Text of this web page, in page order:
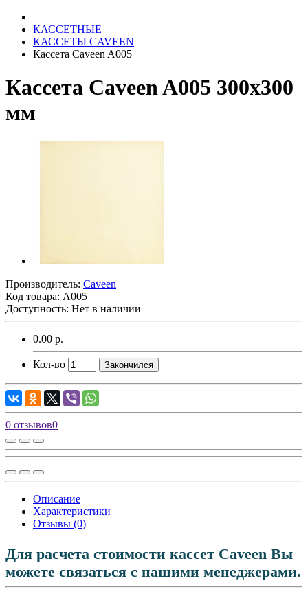
КАССЕТНЫЕ
КАССЕТЫ CAVEEN
Кассета Caveen A005
Кассета Caveen A005 300x300
мм
Производитель: Caveen
Код товара: A005
Доступность: Нет в наличии
0.00 р.
Кол-во Закончился
0 отзывов0
Описание
Характеристики
Отзывы (0)
Для расчета стоимости кассет Caveen Вы
можете связаться с нашими менеджерами.